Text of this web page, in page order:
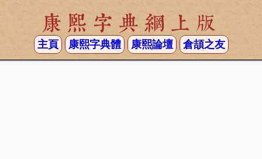
康熙字典網上版
主頁 康熙字典體 康熙論壇 倉頡之友